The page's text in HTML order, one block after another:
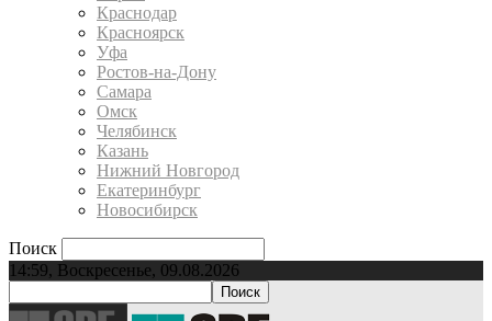
Краснодар
Красноярск
Уфа
Ростов-на-Дону
Самара
Омск
Челябинск
Казань
Нижний Новгород
Екатеринбург
Новосибирск
Поиск
14:59, Воскресенье, 09.08.2026